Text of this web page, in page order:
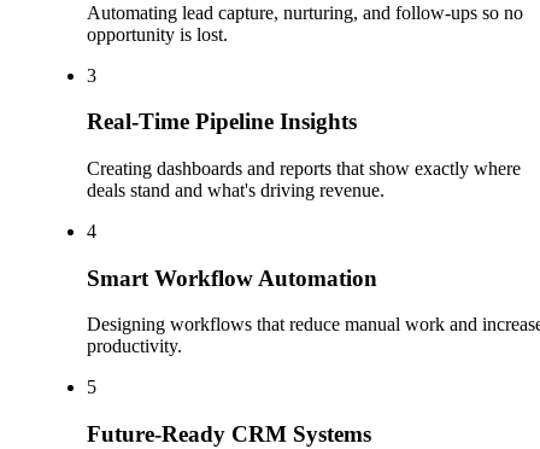
Automating lead capture, nurturing, and follow-ups so no
opportunity is lost.
3
Real-Time Pipeline Insights
Creating dashboards and reports that show exactly where
deals stand and what's driving revenue.
4
Smart Workflow Automation
Designing workflows that reduce manual work and
productivity.
5
Future-Ready CRM Systems